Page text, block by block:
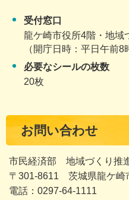
受付窓口
龍ケ崎市役所4階・地域
（開庁日時：平日午前8
必要なシールの枚数
20枚
お問い合わせ
市民経済部 地域づくり推
〒301-8611 茨城県龍ケ崎
電話：0297-64-1111